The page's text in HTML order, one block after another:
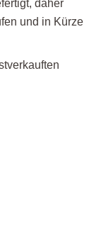
daher
und in Kürze